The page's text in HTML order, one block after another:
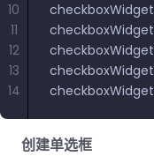
checkboxWidget
checkboxWidget
checkboxWidget
checkboxWidget
checkboxWidget
10
11
12
13
14
创建单选框